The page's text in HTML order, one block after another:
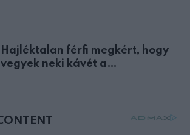
Hajléktalan férfi megkért, hogy
vegyek neki kávét a